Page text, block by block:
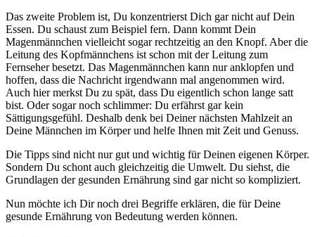
Das zweite Problem ist, Du konzentrierst Dich gar nicht auf Dein
Essen. Du schaust zum Beispiel fern. Dann kommt Dein
Magenmännchen vielleicht sogar rechtzeitig an den Knopf. Aber die
Leitung des Kopfmännchens ist schon mit der Leitung zum
Fernseher besetzt. Das Magenmännchen kann nur anklopfen und
hoffen, dass die Nachricht irgendwann mal angenommen wird.
Auch hier merkst Du zu spät, dass Du eigentlich schon lange satt
bist. Oder sogar noch schlimmer: Du erfährst gar kein
Sättigungsgefühl. Deshalb denk bei Deiner nächsten Mahlzeit an
Deine Männchen im Körper und helfe Ihnen mit Zeit und Genuss.
Die Tipps sind nicht nur gut und wichtig für Deinen eigenen Körper.
Sondern Du schont auch gleichzeitig die Umwelt. Du siehst, die
Grundlagen der gesunden Ernährung sind gar nicht so kompliziert.
Nun möchte ich Dir noch drei Begriffe erklären, die für Deine
gesunde Ernährung von Bedeutung werden können.